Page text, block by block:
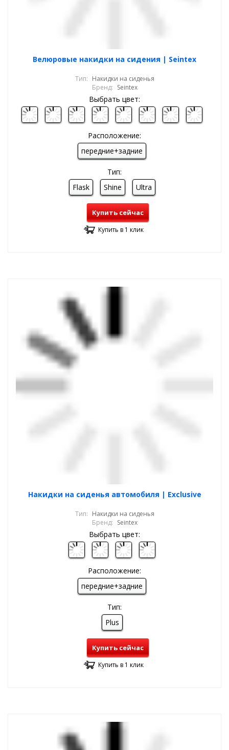
Велюровые накидки на сидения | Seintex
Тип: Накидки на сиденья
Бренд: Seintex
Выбрать цвет:
Расположение:
передние+задние
Тип:
Flask
Shine Ultra
Купить сейчас
Купить в 1 клик
Накидки на сиденья автомобиля | Exclusive
Тип: Накидки на сиденья
Бренд: Seintex
Выбрать цвет:
Расположение:
передние+задние
Тип:
Plus
Купить сейчас
Купить в 1 клик